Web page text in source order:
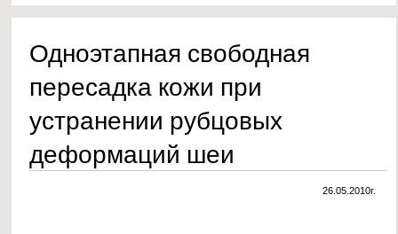
Одноэтапная свободная
пересадка кожи при
устранении рубцовых
деформаций шеи
26.05.2010г.